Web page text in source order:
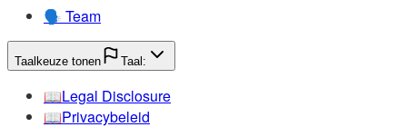
🗣️ Team
Taalkeuze tonen Taal:
📖️Legal Disclosure
📖️Privacybeleid